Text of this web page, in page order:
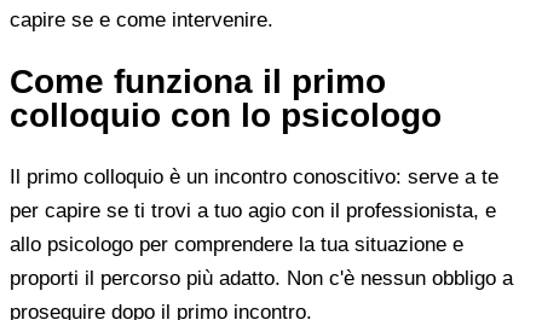
capire se e come intervenire.
Come funziona il primo
colloquio con lo psicologo
Il primo colloquio è un incontro conoscitivo: serve a te
per capire se ti trovi a tuo agio con il professionista, e
allo psicologo per comprendere la tua situazione e
proporti il percorso più adatto. Non c'è nessun obbligo a
proseguire dopo il primo incontro.